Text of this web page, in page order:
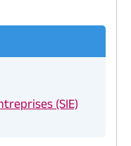
(SIE)